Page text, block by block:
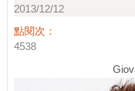
2013/12/12
點閱次：
4538